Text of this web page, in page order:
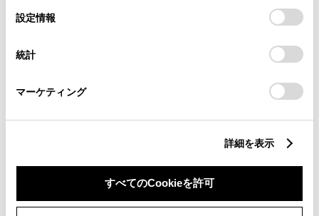
デバイスにすべてのCookie(クッキー)が保存されることに同
意したことになります。Cookie(クッキー)のオプトアウト、
設定の変更、同意を撤回したりするにあたっては、当社の
「Cookie（クッキー）情報の取り扱いについて
」をご覧くだ
設定情報
統計
マーケティング
詳細を表示
すべてのCookieを許可
受付：10:00～18:00
チャットでのお問い合わせはお待たせ